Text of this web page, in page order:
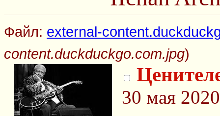
Файл: external-
content.duckduckgo.com.jpg)
30 мая